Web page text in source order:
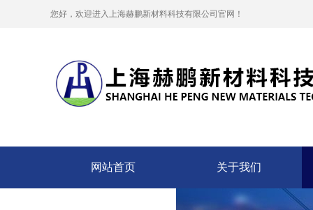
您好，欢迎进入上海赫鹏新材料科技有限公司官网！
网站首页 关于我们